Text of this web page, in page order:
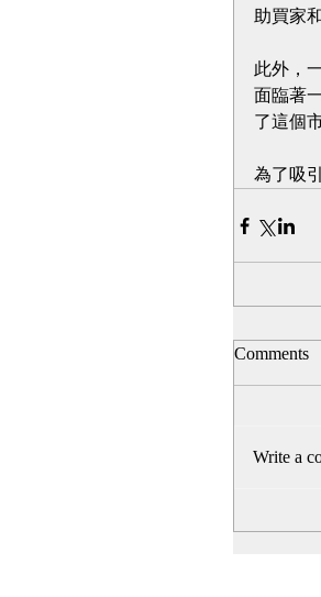
助買家
此外，
面臨著
了這個
為了吸
Comments
Write a